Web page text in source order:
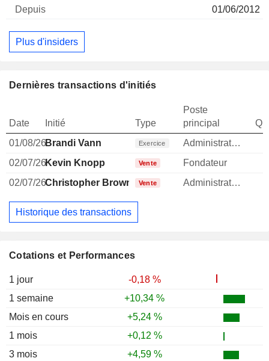
Cotations et Performances
1 jour
-0,18 %
1 semaine
+10,34 %
Mois en cours
+5,24 %
1 mois
+0,12 %
3 mois
+4,59 %
01/06/2012
Plus d'insiders
Dernières transactions d'initiés
Date Initié Type
Poste
principal
01/08/26Brandi Vann Exercice Administrateur
02/07/26Kevin Knopp Vente
Fondateur
02/07/26Christopher Brown Vente Administrateur
Historique des transactions